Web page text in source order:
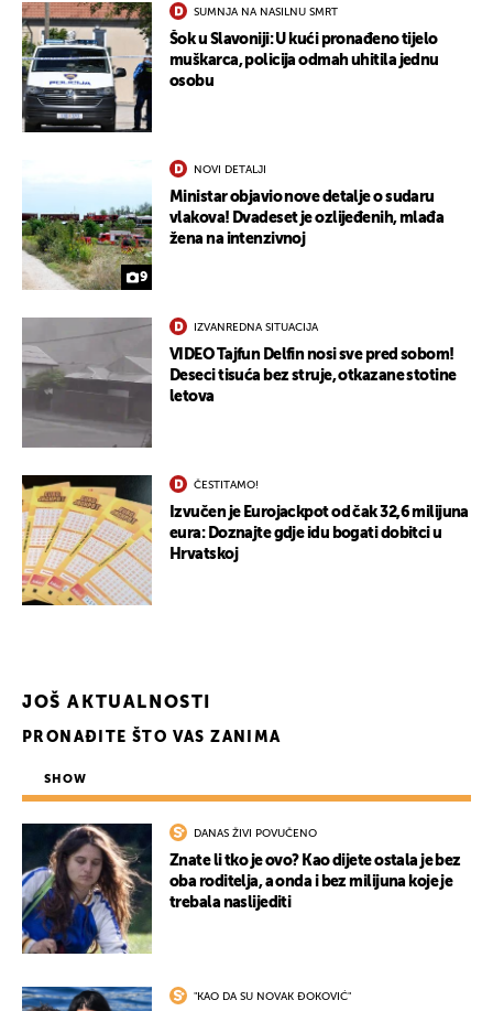
SUMNJA NA NASILNU SMRT
Šok u Slavoniji: U kući pronađeno tijelo
muškarca, policija odmah uhitila jednu
osobu
9
NOVI DETALJI
Ministar objavio nove detalje o sudaru
vlakova! Dvadeset je ozlijeđenih, mlađa
žena na intenzivnoj
IZVANREDNA SITUACIJA
VIDEO Tajfun Delfin nosi sve pred sobom!
Deseci tisuća bez struje, otkazane stotine
letova
ČESTITAMO!
Izvučen je Eurojackpot od čak 32,6 milijuna
eura: Doznajte gdje idu bogati dobitci u
Hrvatskoj
JOŠ AKTUALNOSTI
PRONAĐITE ŠTO VAS ZANIMA
SHOW
DANAS ŽIVI POVUČENO
Znate li tko je ovo? Kao dijete ostala je bez
oba roditelja, a onda i bez milijuna koje je
trebala naslijediti
"KAO DA SU NOVAK ĐOKOVIĆ"
UKLJUČITE NOTIFIKACIJE